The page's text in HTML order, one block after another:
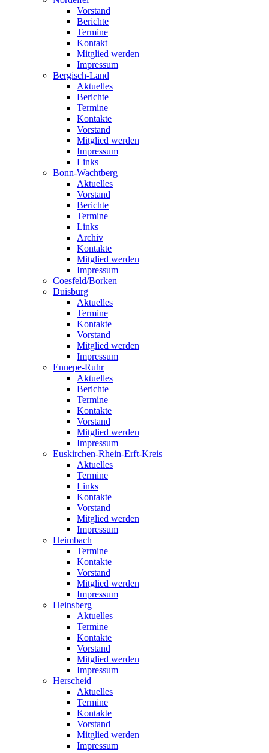
Vorstand
Berichte
Termine
Kontakt
Mitglied werden
Impressum
Bergisch-Land
Aktuelles
Berichte
Termine
Kontakte
Vorstand
Mitglied werden
Impressum
Links
Bonn-Wachtberg
Aktuelles
Vorstand
Berichte
Termine
Links
Archiv
Kontakte
Mitglied werden
Impressum
Coesfeld/Borken
Duisburg
Aktuelles
Termine
Kontakte
Vorstand
Mitglied werden
Impressum
Ennepe-Ruhr
Aktuelles
Berichte
Termine
Kontakte
Vorstand
Mitglied werden
Impressum
Euskirchen-Rhein-Erft-Kreis
Aktuelles
Termine
Links
Kontakte
Vorstand
Mitglied werden
Impressum
Heimbach
Termine
Kontakte
Vorstand
Mitglied werden
Impressum
Heinsberg
Aktuelles
Termine
Kontakte
Vorstand
Mitglied werden
Impressum
Herscheid
Aktuelles
Termine
Kontakte
Vorstand
Mitglied werden
Impressum